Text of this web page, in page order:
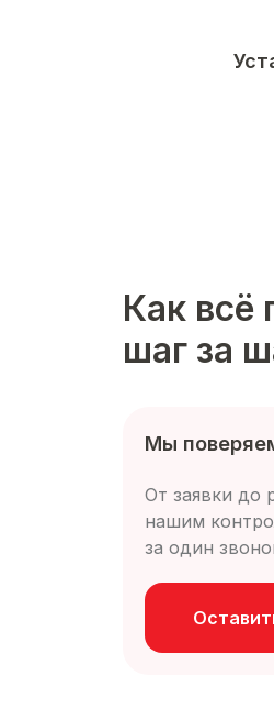
Как всё
шаг за
Мы
От заявки до
нашим
за один